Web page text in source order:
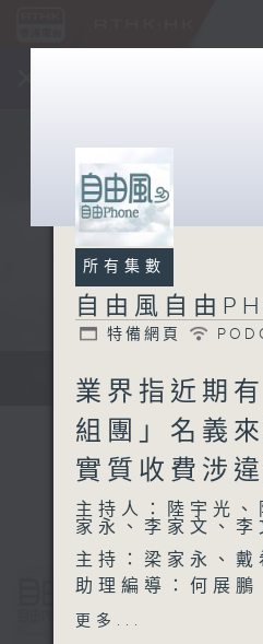
聲音更立體
自由風
PHONE
所有集數
自由風自由
特備網頁
業界指近期
組團」名義
實質收費涉
主持人：陸宇光、
家永、李家文、李
主持：梁家永、戴
助理編導：何展鵬
編導：張璟瑩
更多...